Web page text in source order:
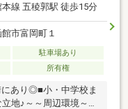
本線 五稜郭駅 徒歩15分
市富岡町１
駐車場あり
所有権
あり◎■小・中学校ま
地♪～～周辺環境～～